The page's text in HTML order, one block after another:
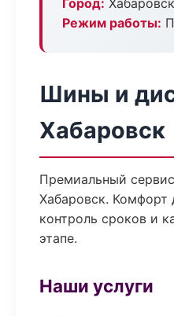
Город: Хабаровск
Режим работы:
Шины и
Хабаровск
Премиальный
Хабаровск. Комфорт
контроль сроков и
этапе.
Наши услуги